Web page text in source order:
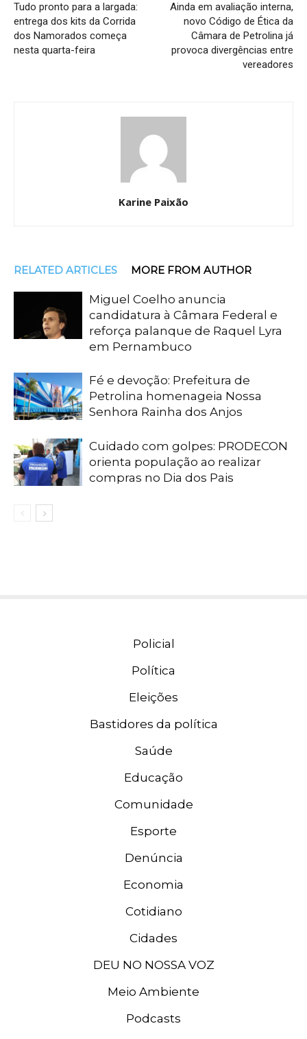
Tudo pronto para a largada:
entrega dos kits da Corrida
dos Namorados começa
nesta quarta-feira
Ainda em avaliação interna,
novo Código de Ética da
Câmara de Petrolina já
provoca divergências entre
vereadores
Karine Paixão
RELATED ARTICLES MORE FROM AUTHOR
Miguel Coelho anuncia
candidatura à Câmara Federal e
reforça palanque de Raquel Lyra
em Pernambuco
Fé e devoção: Prefeitura de
Petrolina homenageia Nossa
Senhora Rainha dos Anjos
Cuidado com golpes: PRODECON
orienta população ao realizar
compras no Dia dos Pais
Policial
Política
Eleições
Bastidores da política
Saúde
Educação
Comunidade
Esporte
Denúncia
Economia
Cotidiano
Cidades
DEU NO NOSSA VOZ
Meio Ambiente
Podcasts